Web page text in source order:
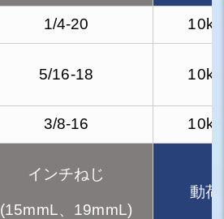
1/4-20
5/16-18
3/8-16
インチねじ
(15mmL、19mmL)
動